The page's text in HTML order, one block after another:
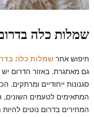
שמלות כלה
חיפוש אחר שמלות כלה
גם מאתגרת. באזור הדרום
סגנונות ייחודיים ומרתקים.
המתאימים לטעמים השונים,
המחירים בדרום נוטים להיות